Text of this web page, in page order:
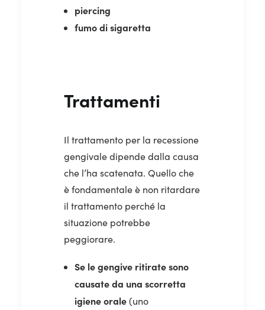
piercing
fumo di sigaretta
Trattamenti
Il trattamento per la recessione
gengivale dipende dalla causa
che l’ha scatenata. Quello che
è fondamentale è non ritardare
il trattamento perché la
situazione potrebbe
peggiorare.
Se le gengive ritirate sono
causate da una scorretta
igiene orale(uno